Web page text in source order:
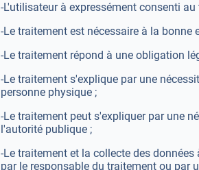
-L'utilisateur à expressément consenti
-Le traitement est nécessaire à la bonne
-Le traitement répond à une obligation
-Le traitement s'explique par une
personne physique ;
-Le traitement peut s'expliquer par une
l'autorité publique ;
-Le traitement et la collecte des
par le responsable du traitement ou par